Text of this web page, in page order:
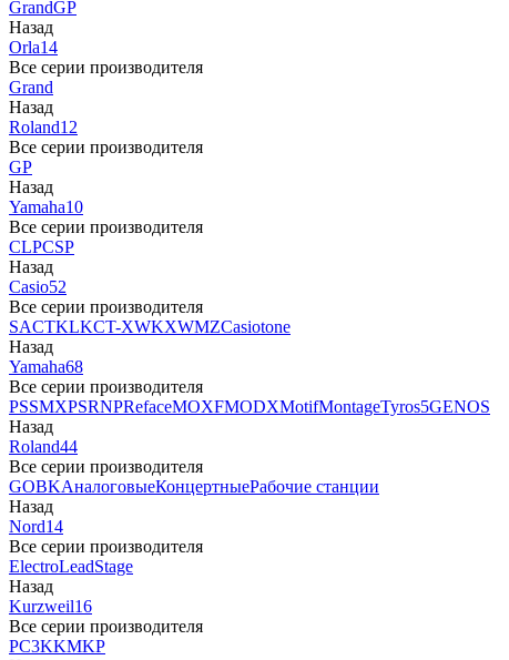
GrandGP
Назад
Orla14
Все серии производителя
Grand
Назад
Roland12
Все серии производителя
GP
Назад
Yamaha10
Все серии производителя
CLPCSP
Назад
Casio52
Все серии производителя
SACTKLKCT-XWKXWMZCasiotone
Назад
Yamaha68
Все серии производителя
PSSMXPSRNPRefaceMOXFMODXMotifMontageTyros5GENOS
Назад
Roland44
Все серии производителя
GOBKАналоговыеКонцертныеРабочие станции
Назад
Nord14
Все серии производителя
ElectroLeadStage
Назад
Kurzweil16
Все серии производителя
PC3KKMKP